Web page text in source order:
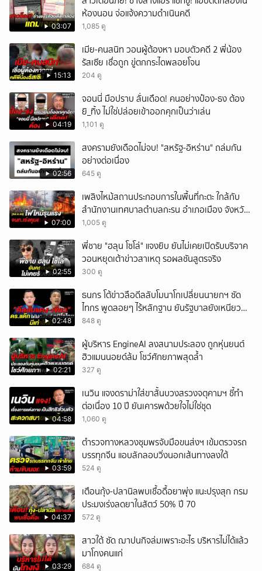
03:07
ห้องนอน จ่อแจ้งความดำเนินคดี
1,085 ดู
15:13
เมีย-คนสนิท วอนผู้ต้องหา มอบตัวคดี 2 พี่น้อง
รัสเซีย เชื่อถูก ขู่ตกกระไดพลอยโจน
204 ดู
04:19
จอนนี่ มือปราบ ลั่นเดือด! คนอย่างป๋อง-ธง ต้อง
ยิ_ทิ้ง ไม่ใช่ปล่อยเข้าออกคุกเป็นว่าเล่น
1,101 ดู
02:56
สงครามยังเดือดไม่จบ! "สหรัฐ-อิหร่าน" ถล่มกัน
อย่างต่อเนื่อง
645 ดู
07:00
เพลิงไหม้สถานประกอบการในพื้นที่กะตะ ใกล้กับ
สำนักงานเทศบาลตำบลกะรน อำเภอเมือง จังหวัด
ภูเก็ต
1,005 ดู
02:55
พี่ชาย "ฮลุน โซโล่" แจงยิบ ยันไม่เคยเปิดรับบริจาค
วอนหยุดเต้าข่าวสาเหตุ รอผลชันสูตรจริง
300 ดู
02:48
ธนกร โต้ข่าวลือดีลลับโมนาโกเปลี่ยนนายกฯ ซัด
ไทกร พูดลอยๆ ไร้หลักฐาน ยันรัฐบาลยังเหนียว
แน่น
848 ดู
02:21
ผู้บริหาร EngineAI ลงสนามประลอง ถูกหุ่นยนต์
ฮิวแมนนอยด์ล้ม โชว์ศักยภาพสุดล้ำ
327 ดู
04:58
เนวิน แจงดราม่าใส่ขาสั้นบวงสรวงจตุคามฯ ชี้ทำ
ต่อเนื่อง 10 ปี ยันเคารพด้วยใจไม่ใช่ชุด
1,060 ดู
03:59
ตำรวจทางหลวงชุมพรจับมือขนส่งฯ เข้มตรวจรถ
บรรทุกจีน แอบลักลอบวิ่งนอกเส้นทางลงใต้
524 ดู
04:37
เตือนกุ้ง-ปลานิลพบเชื้อดื้อยาพุ่ง แนะปรุงสุก กรม
ประมงเร่งลดยาในสัตว์ 50% ปี 70
572 ดู
03:29
สาวใต้ ซัด ฌาปนกิจล่มเพราะอะไร บริหารไม่ได้แล้ว
มาโกงคนแก่
684 ดู
ยกเลิก